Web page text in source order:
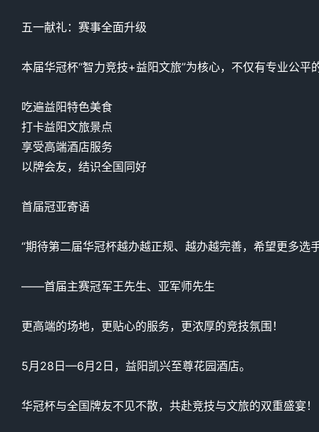
五一献礼：赛事全面升级
本届华冠杯“智力竞技+益阳文旅”为核心，不仅有专业公平
吃遍益阳特色美食
打卡益阳文旅景点
享受高端酒店服务
以牌会友，结识全国同好
首届冠亚寄语
“期待第二届华冠杯越办越正规、越办越完善，希望更多选
——首届主赛冠军王先生、亚军师先生
更高端的场地，更贴心的服务，更浓厚的竞技氛围！
5月28日—6月2日，益阳凯兴至尊花园酒店。
华冠杯与全国牌友不见不散，共赴竞技与文旅的双重盛宴！